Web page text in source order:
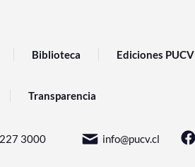
Biblioteca Ediciones PUCV
Transparencia
3000 info@pucv.cl